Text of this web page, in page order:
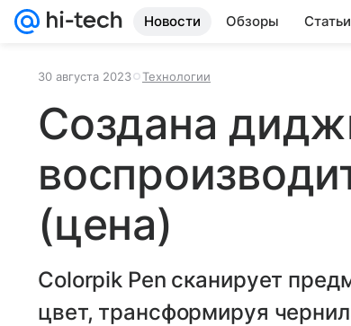
Новости Обзоры Статьи
30 августа 2023 Технологии
Создана
(цена)
Colorpik Pen сканирует
цвет, трансформируя